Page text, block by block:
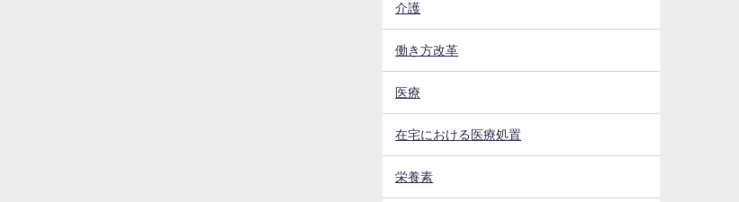
介護
働き方改革
医療
在宅における医療処置
栄養素